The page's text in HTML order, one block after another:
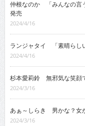
仲根なのか 「みんなの言
発売
2024/4/16
ランジャタイ 「素晴らし
2024/4/16
杉本愛莉鈴 無邪気な笑顔
2024/3/16
あぁ～しらき 男かな？女
2024/3/16